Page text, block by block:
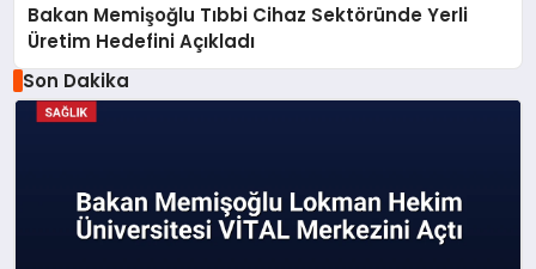
Bakan Memişoğlu Tıbbi Cihaz Sektöründe Yerli
Üretim Hedefini Açıkladı
Son Dakika